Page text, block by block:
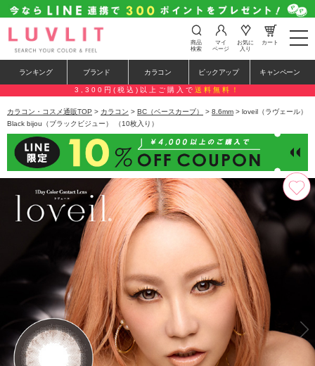
t
o
e
n
a
a
i
o
n
商品
検索
マイ
ページ
お気に
入り
カート
ランキング ブランド カラコン ピックアップ キャンペーン
3,300円(税込)以上ご購入で 送料無料！
カラコン・コスメ通販TOP > カラコン > BC（ベースカーブ） > 8.6mm > loveil（ラヴェール）
Black bijou（ブラックビジュー） （10枚入り）